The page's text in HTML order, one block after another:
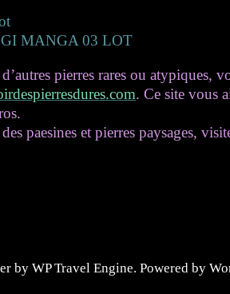
MANGA 03 LOT
pierres rares ou atypiques,
. Ce site vous
paesines et pierres paysages,
by WP Travel Engine. Powered by